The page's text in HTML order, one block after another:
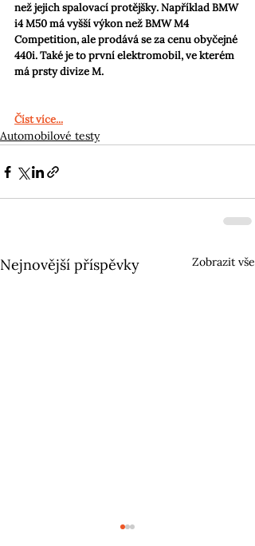
než jejich spalovací protějšky. Například BMW
i4 M50 má vyšší výkon než BMW M4
Competition, ale prodává se za cenu obyčejné
440i. Také je to první elektromobil, ve kterém
má prsty divize M.
Číst více...
Automobilové testy
Nejnovější příspěvky Zobrazit vše